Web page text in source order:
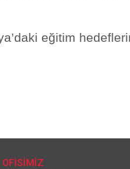
eğitim
OFİSİMİZ